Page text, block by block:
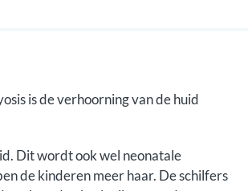
is de verhoorning van de huid
Dit wordt ook wel neonatale
de kinderen meer haar. De schilfers